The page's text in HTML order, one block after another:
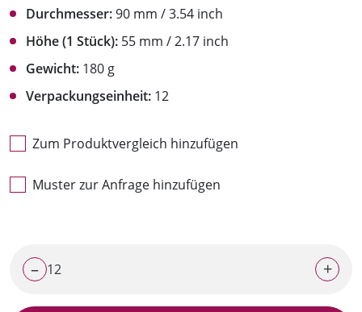
Durchmesser:90 mm / 3.54 inch
Höhe (1 Stück): 55 mm / 2.17 inch
Gewicht: 180 g
Verpackungseinheit: 12
Zum Produktvergleich hinzufügen
Muster zur Anfrage hinzufügen
– +